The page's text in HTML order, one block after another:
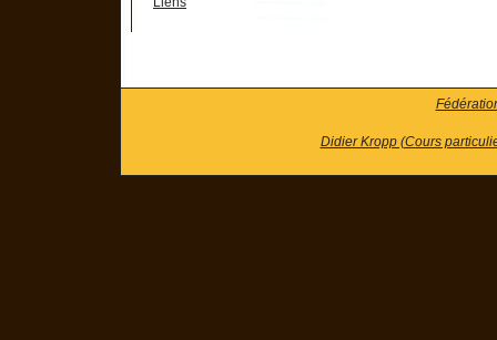
Didier Kropp (Cours